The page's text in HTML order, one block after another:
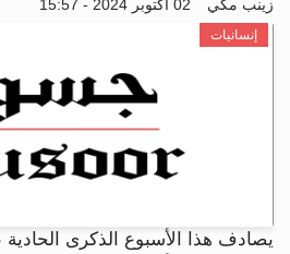
زينب مكي 02 أكتوبر 2024 - 15:57
إنسانيات
يصادف هذا الأسبوع الذكرى